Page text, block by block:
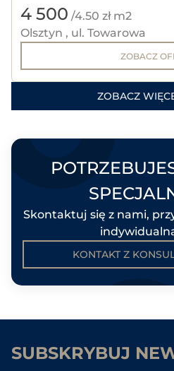
OLIN
4 500 /4.50 zł m2
Olsztyn , ul. Towarowa
ZOBACZ
ZOBACZ
Skontaktuj się z nami,
KONTAKT Z
SUBSKRYBUJ